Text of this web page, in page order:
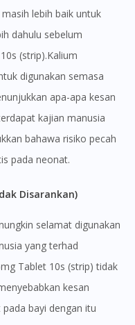
lebih baik untuk
dahulu sebelum
(strip).Kalium
digunakan semasa
apa-apa kesan
kajian manusia
bahawa risiko pecah
pada neonat.
Disarankan)
selamat digunakan
yang terhad
Tablet 10s (strip) tidak
kesan
bayi dengan itu